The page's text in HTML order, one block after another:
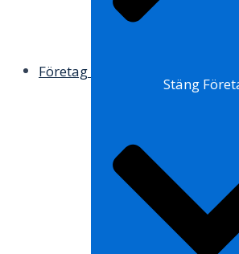
Företag
Stäng